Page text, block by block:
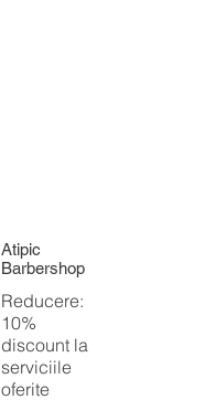
Atipic
Barbershop
Reducere:
10%
discount la
serviciile
oferite